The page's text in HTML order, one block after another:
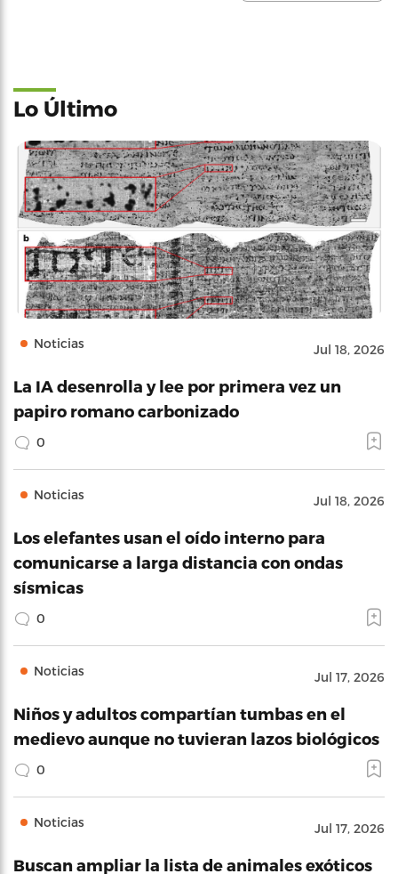
Lo Último
Noticias Jul 18, 2026
La IA desenrolla y lee por primera vez un
papiro romano carbonizado
0
Noticias Jul 18, 2026
Los elefantes usan el oído interno para
comunicarse a larga distancia con ondas
sísmicas
0
Noticias Jul 17, 2026
Niños y adultos compartían tumbas en el
medievo aunque no tuvieran lazos biológicos
0
Noticias Jul 17, 2026
Buscan ampliar la lista de animales exóticos